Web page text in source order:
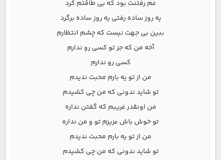
غم رفتنت بود که بی طاقتم کرد
یه روز ساده رفتی یه روز ساده برگرد
ببین بی جهت نیست که چشم انتظارم
آخه من که جز تو کسی رو ندارم
کسی رو ندارم
من از تو یه بارم محبت ندیدم
تو شاید ندونی که من چی کشیدم
من اونقدر غریبم که گفتن نداره
تو خوش باش عزیزم تو و من نداره
من از تو یه بارم محبت ندیدم
تو شاید ندونی که من چی کشیدم